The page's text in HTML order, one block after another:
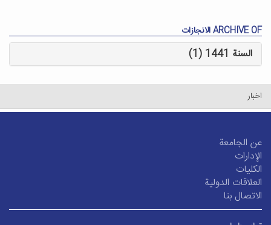
ARCHIVE OF الانجازات
السنة 1441 (1)
اخبار
عن الجامعة
الإدارات
الکلیات
العلاقات الدولية
الاتصال بنا